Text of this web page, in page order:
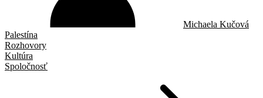
Michaela Kučová
Palestína
Rozhovory
Kultúra
Spoločnosť